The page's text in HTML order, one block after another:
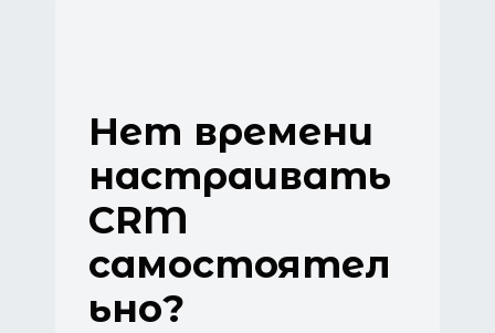
Нет времени
настраивать
CRM
самостоятел
ьно?